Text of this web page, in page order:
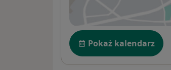
Dostępność
Pokaż kalendarz